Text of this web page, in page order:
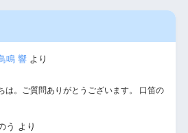
鳴 響 より
は。ご質問ありがとうございます。 口笛の
う より